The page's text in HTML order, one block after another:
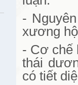
-
xương
- Cơ chế
thái
có tiết